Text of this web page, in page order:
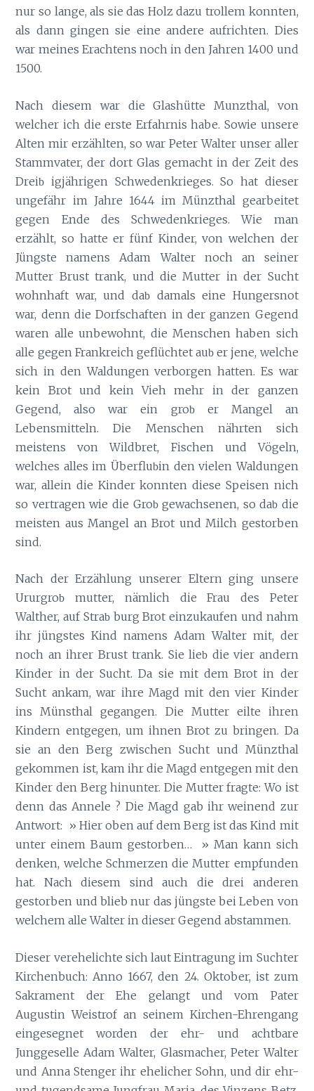
nur so lange, als sie das Holz dazu trollem konnten,
als dann gingen sie eine andere aufrichten. Dies
war meines Erachtens noch in den Jahren 1400 und
1500.
Nach diesem war die Glashütte Munzthal, von
welcher ich die erste Erfahrnis habe. Sowie unsere
Alten mir erzählten, so war Peter Walter unser aller
Stammvater, der dort Glas gemacht in der Zeit des
Dreib
igjährigen Schwedenkrieges. So hat dieser
ungefähr im Jahre 1644 im Münzthal gearbeitet
gegen Ende des Schwedenkrieges. Wie man
erzählt, so hatte er fünf Kinder, von welchen der
Jüngste namens Adam Walter noch an seiner
Mutter Brust trank, und die Mutter in der Sucht
wohnhaft war, und dab damals eine Hungersnot
war, denn die Dorfschaften in der ganzen Gegend
waren alle unbewohnt, die Menschen haben sich
alle gegen Frankreich geflüchtet aub er jene, welche
sich in den Waldungen verborgen hatten. Es war
kein Brot und kein Vieh mehr in der ganzen
Gegend, also war ein grober Mangel an
Lebensmitteln. Die Menschen nährten sich
meistens von Wildbret, Fischen und Vögeln,
welches alles im Überflubin den vielen Waldungen
war, allein die Kinder konnten diese Speisen nich
so vertragen wie die Grobgewachsenen, so dab die
meisten aus Mangel an Brot und Milch gestorben
sind.
Nach der Erzählung unserer Eltern ging unsere
Ururgrob
mutter, nämlich die Frau des Peter
Walther, auf Strabburg Brot einzukaufen und nahm
ihr jüngstes Kind namens Adam Walter mit, der
noch an ihrer Brust trank. Sie lieb die vier andern
Kinder in der Sucht. Da sie mit dem Brot in der
Sucht ankam, war ihre Magd mit den vier Kinder
ins Münsthal gegangen. Die Mutter eilte ihren
Kindern entgegen, um ihnen Brot zu bringen. Da
sie an den Berg zwischen Sucht und Münzthal
gekommen ist, kam ihr die Magd entgegen mit den
Kinder den Berg hinunter. Die Mutter fragte: Wo ist
denn das Annele ? Die Magd gab ihr weinend zur
Antwort: » Hier oben auf dem Berg ist das Kind mit
unter einem Baum gestorben… » Man kann sich
denken, welche Schmerzen die Mutter empfunden
hat. Nach diesem sind auch die drei anderen
gestorben und blieb nur das jüngste bei Leben von
welchem alle Walter in dieser Gegend abstammen.
Dieser verehelichte sich laut Eintragung im Suchter
Kirchenbuch: Anno 1667, den 24. Oktober, ist zum
Sakrament der Ehe gelangt und vom Pater
Augustin Weistrof an seinem Kirchen-Ehrengang
eingesegnet worden der ehr- und achtbare
Junggeselle Adam Walter, Glasmacher, Peter Walter
und Anna Stenger ihr ehelicher Sohn, und dir ehr-